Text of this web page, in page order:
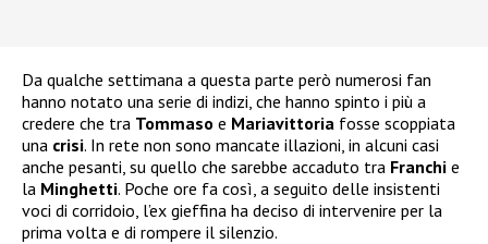
Da qualche settimana a questa parte però numerosi fan
hanno notato una serie di indizi, che hanno spinto i più a
credere che tra Tommaso e Mariavittoria fosse scoppiata
una crisi. In rete non sono mancate illazioni, in alcuni casi
anche pesanti, su quello che sarebbe accaduto tra Franchi e
la Minghetti. Poche ore fa così, a seguito delle insistenti
voci di corridoio, l’ex gieffina ha deciso di intervenire per la
prima volta e di rompere il silenzio.